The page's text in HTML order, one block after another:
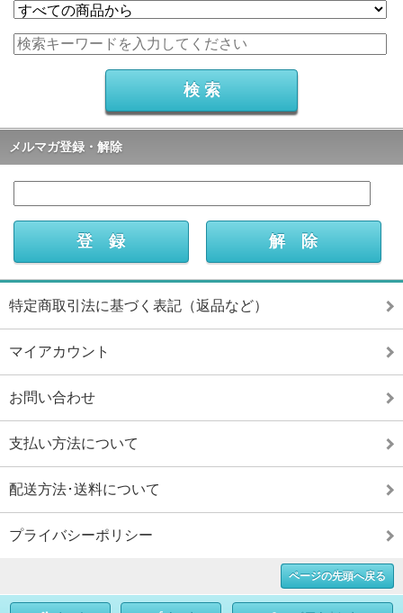
メルマガ登録・解除
特定商取引法に基づく表記（返品など）
マイアカウント
お問い合わせ
支払い方法について
配送方法･送料について
プライバシーポリシー
ページの先頭へ戻る